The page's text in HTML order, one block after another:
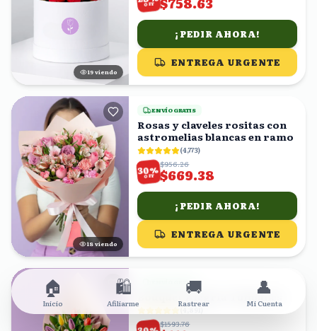
20 viendo
OFF
¡PEDIR AHORA!
ENTREGA URGENTE
18 viendo
ENVÍO GRATIS
Rosas y claveles rositas con
astromelias blancas en ramo
(4,773)
30%
OFF
$956.26
$669.38
¡PEDIR AHORA!
ENTREGA URGENTE
ENVÍO GRATIS
Bouquet Alegría Tulipanes
$1593.76
🏠
Inicio
🛍️
Afiliarme
🚚
Rastrear
👤
Mi Cuenta